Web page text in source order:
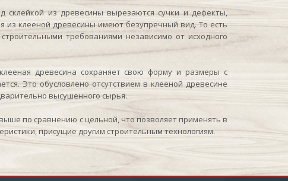
из древесины вырезаются сучки и дефекты,
из клееной древесины имеют безупречный вид. То есть
требованиями независимо от исходного
древесина сохраняет свою форму и размеры с
Это обусловлено отсутствием в клееной древесине
высушенного сырья.
по сравнению с цельной, что позволяет применять в
присущие другим строительным технологиям.